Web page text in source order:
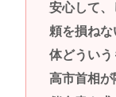
安心して
頼を損ね
体どうい
高市首相が